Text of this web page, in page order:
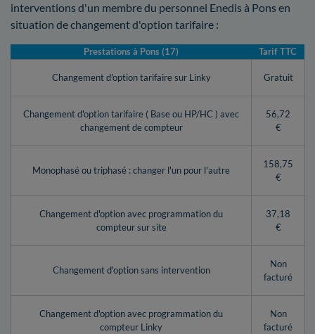
interventions d'un membre du personnel Enedis à Pons en
situation de changement d'option tarifaire :
Prestations à Pons (17) Tarif TTC
Changement d'option tarifaire sur Linky Gratuit
Changement d'option tarifaire ( Base ou HP/HC ) avec
changement de compteur
56,72
€
Monophasé ou triphasé : changer l'un pour l'autre
158,75
€
Changement d'option avec programmation du
compteur sur site
37,18
€
Changement d'option sans intervention
Non
facturé
Changement d'option avec programmation du
compteur Linky
Non
facturé